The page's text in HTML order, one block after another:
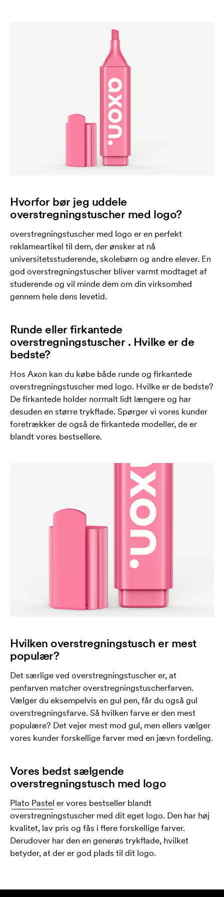
Hvorfor bør jeg uddele
overstregningstuscher med logo?
overstregningstuscher med logo er en perfekt
reklameartikel til dem, der ønsker at nå
universitetsstuderende, skolebørn og andre elever. En
god overstregningstuscher bliver varmt modtaget af
studerende og vil minde dem om din virksomhed
gennem hele dens levetid.
Runde eller firkantede
overstregningstuscher . Hvilke er de
bedste?
Hos Axon kan du købe både runde og firkantede
overstregningstuscher med logo. Hvilke er de bedste?
De firkantede holder normalt lidt længere og har
desuden en større trykflade. Spørger vi vores kunder
foretrækker de også de firkantede modeller, de er
blandt vores bestsellere.
Hvilken overstregningstusch er mest
populær?
Det særlige ved overstregningstuscher er, at
penfarven matcher overstregningstuscherfarven.
Vælger du eksempelvis en gul pen, får du også gul
overstregningsfarve. Så hvilken farve er den mest
populære? Det vejer mest mod gul, men ellers vælger
vores kunder forskellige farver med en jævn fordeling.
Vores bedst sælgende
overstregningstusch med logo
Plato Pastel er vores bestseller blandt
overstregningstuscher med dit eget logo. Den har høj
kvalitet, lav pris og fås i flere forskellige farver.
Derudover har den en generøs trykflade, hvilket
betyder, at der er god plads til dit logo.